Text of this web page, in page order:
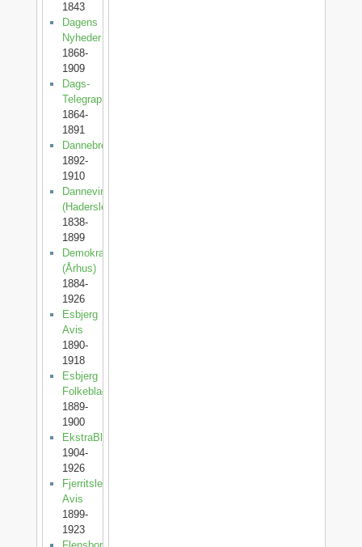
1843
Dagens
Nyheder
1868-
1909
Dags-
Telegraphen
1864-
1891
Dannebrog
1892-
1910
Dannevirke
(Haderslev)
1838-
1899
Demokraten
(Århus)
1884-
1926
Esbjerg
Avis
1890-
1918
Esbjerg
Folkeblad
1889-
1900
EkstraBladet
1904-
1926
Fjerritslev
Avis
1899-
1923